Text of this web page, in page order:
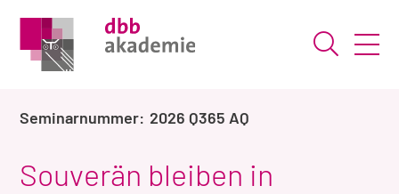
Suche
2026 Q365 AQ
Souverän bleiben in